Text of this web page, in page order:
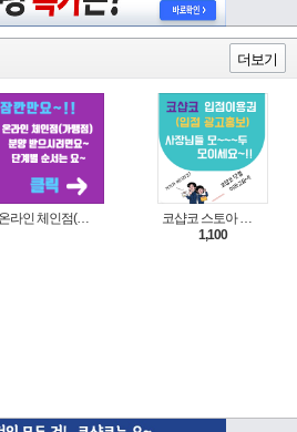
더보기
온라인 체인점(가맹점) 분양순서(필독)
1,100